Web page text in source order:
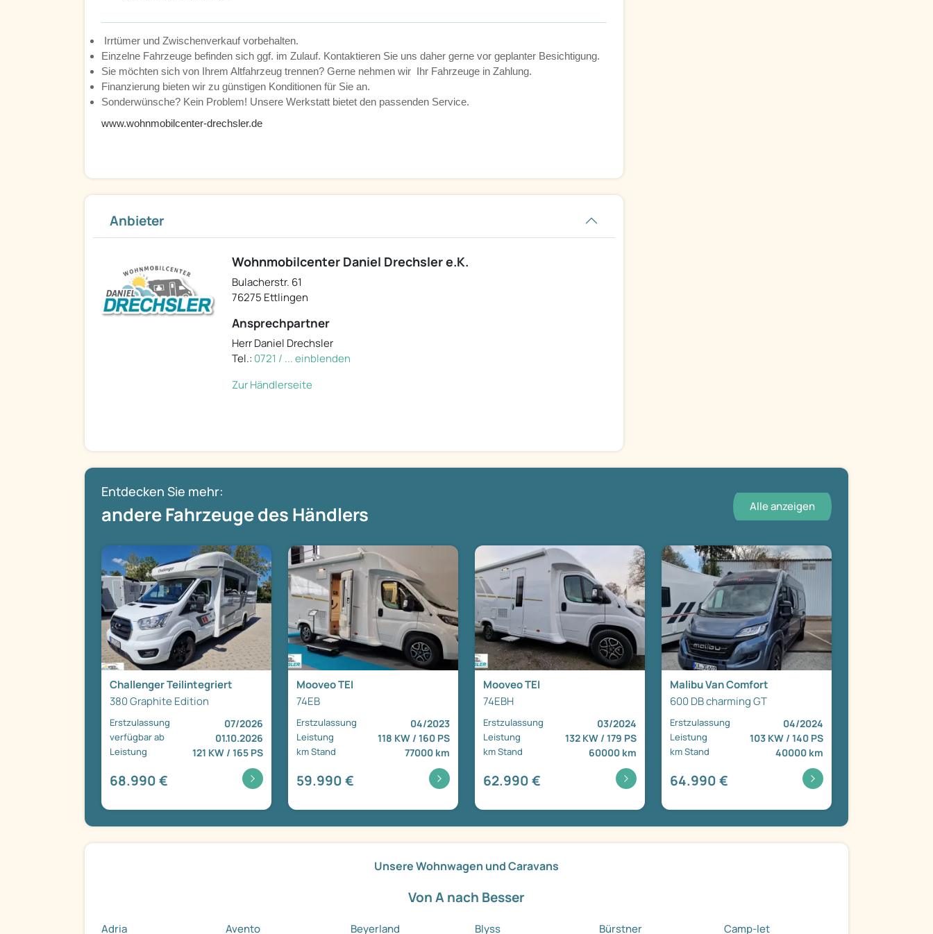
Irrtümer und Zwischenverkauf vorbehalten.
Einzelne Fahrzeuge befinden sich ggf. im Zulauf. Kontaktieren Sie uns daher gerne vor geplanter Besichtigung.
Sie möchten sich von Ihrem Altfahrzeug trennen? Gerne nehmen wir Ihr Fahrzeuge in Zahlung.
Finanzierung bieten wir zu günstigen Konditionen für Sie an.
Sonderwünsche? Kein Problem! Unsere Werkstatt bietet den passenden Service.
www.wohnmobilcenter-drechsler.de
Anbieter
Wohnmobilcenter Daniel Drechsler e.K.
Bulacherstr. 61
76275 Ettlingen
Ansprechpartner
Herr Daniel Drechsler
Tel.: 0721 / ... einblenden
Zur Händlerseite
Entdecken Sie mehr:
andere Fahrzeuge des Händlers Alle anzeigen
Challenger Teilintegriert
380 Graphite Edition
Erstzulassung 07/2026
verfügbar ab 01.10.2026
Leistung 121 KW / 165 PS
68.990 €
Mooveo TEI
74EB
Erstzulassung 04/2023
Leistung 118 KW / 160 PS
km Stand 77000 km
59.990 €
Mooveo TEI
74EBH
Erstzulassung 03/2024
Leistung 132 KW / 179 PS
km Stand 60000 km
62.990 €
Malibu Van Comfort
600 DB charming GT
Erstzulassung 04/2024
Leistung 103 KW / 140 PS
km Stand 40000 km
64.990 €
Unsere Wohnwagen und Caravans
Von A nach Besser
Adria Avento Beyerland Blyss Bürstner Camp-let